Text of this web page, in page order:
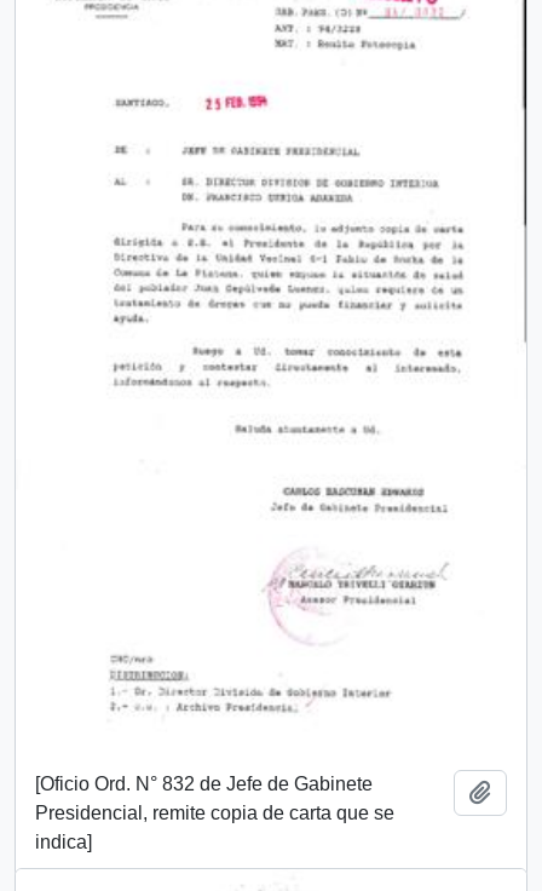
[Oficio Ord. N° 832 de Jefe de Gabinete
Presidencial, remite copia de carta que se
indica]